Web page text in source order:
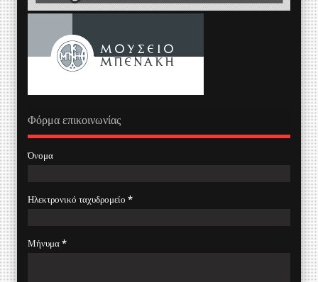
Φόρμα επικοινωνίας
Όνομα
Ηλεκτρονικό ταχυδρομείο *
Μήνυμα*